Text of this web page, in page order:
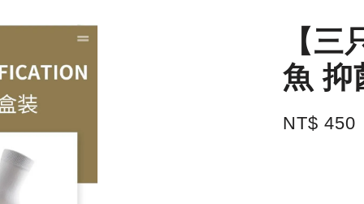
【
魚 抑
NT$ 450